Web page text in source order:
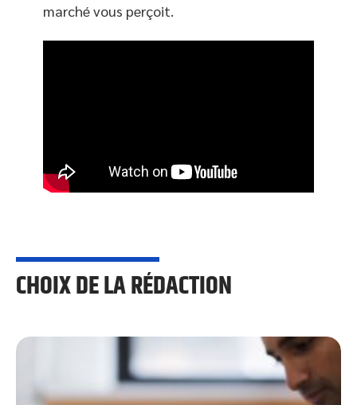
marché vous perçoit.
CHOIX DE LA RÉDACTION